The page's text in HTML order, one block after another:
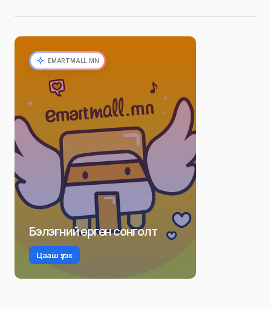
EMARTMALL.MN
Бэлэгний өргөн сонголт
Цааш үзэх